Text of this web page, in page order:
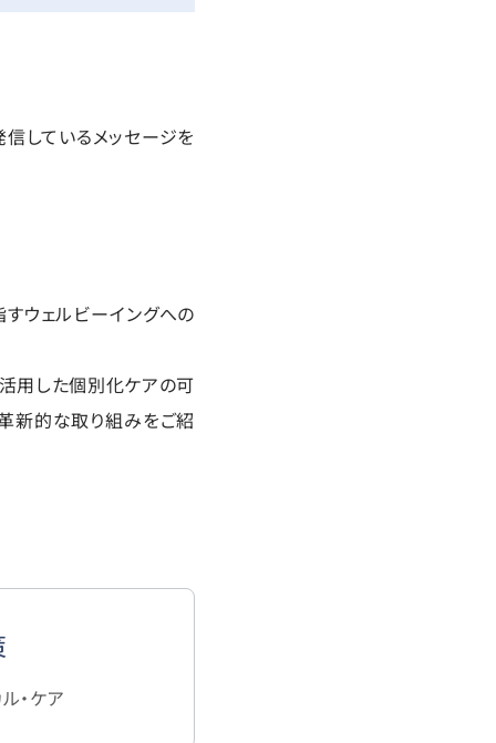
しているメッセージを
ウェルビーイングへの
用した個別化ケアの可
新的な取り組みをご紹
・ケア